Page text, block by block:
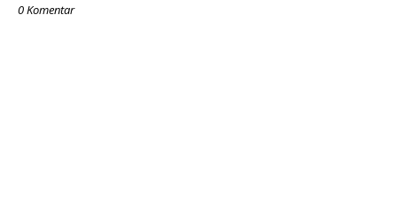
0 Komentar